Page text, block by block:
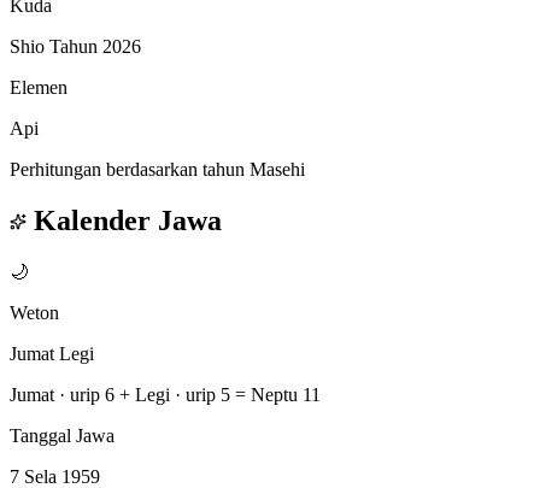
Kuda
Shio Tahun 2026
Elemen
Api
Perhitungan berdasarkan tahun Masehi
Kalender Jawa
🌙
Weton
Jumat Legi
Jumat · urip 6 + Legi · urip 5 = Neptu 11
Tanggal Jawa
7 Sela 1959